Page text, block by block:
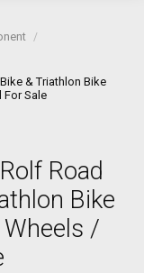
& Triathlon Bike
For Sale
Road
Bike
/